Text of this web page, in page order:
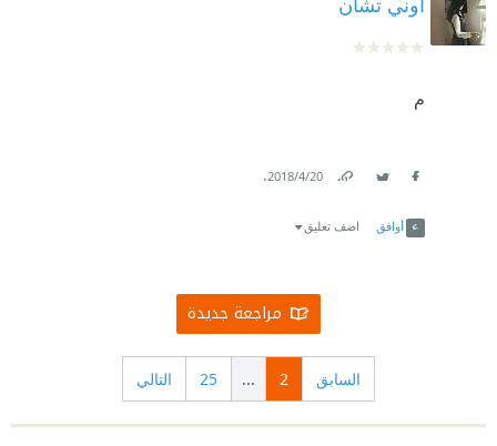
م
20‏/4‏/2018
.
أوافق اضف تعليق
مراجعة جديدة
السابق 2
...
25 التالي